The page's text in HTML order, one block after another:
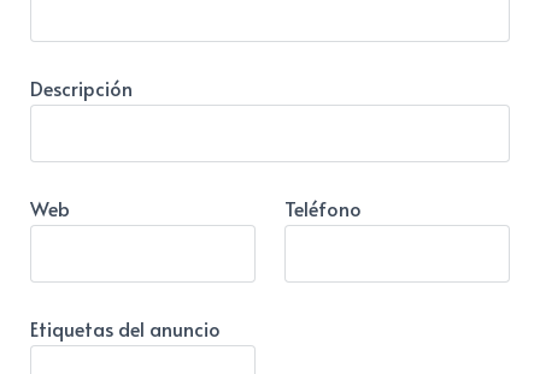
Descripción
Web Teléfono
Etiquetas del anuncio